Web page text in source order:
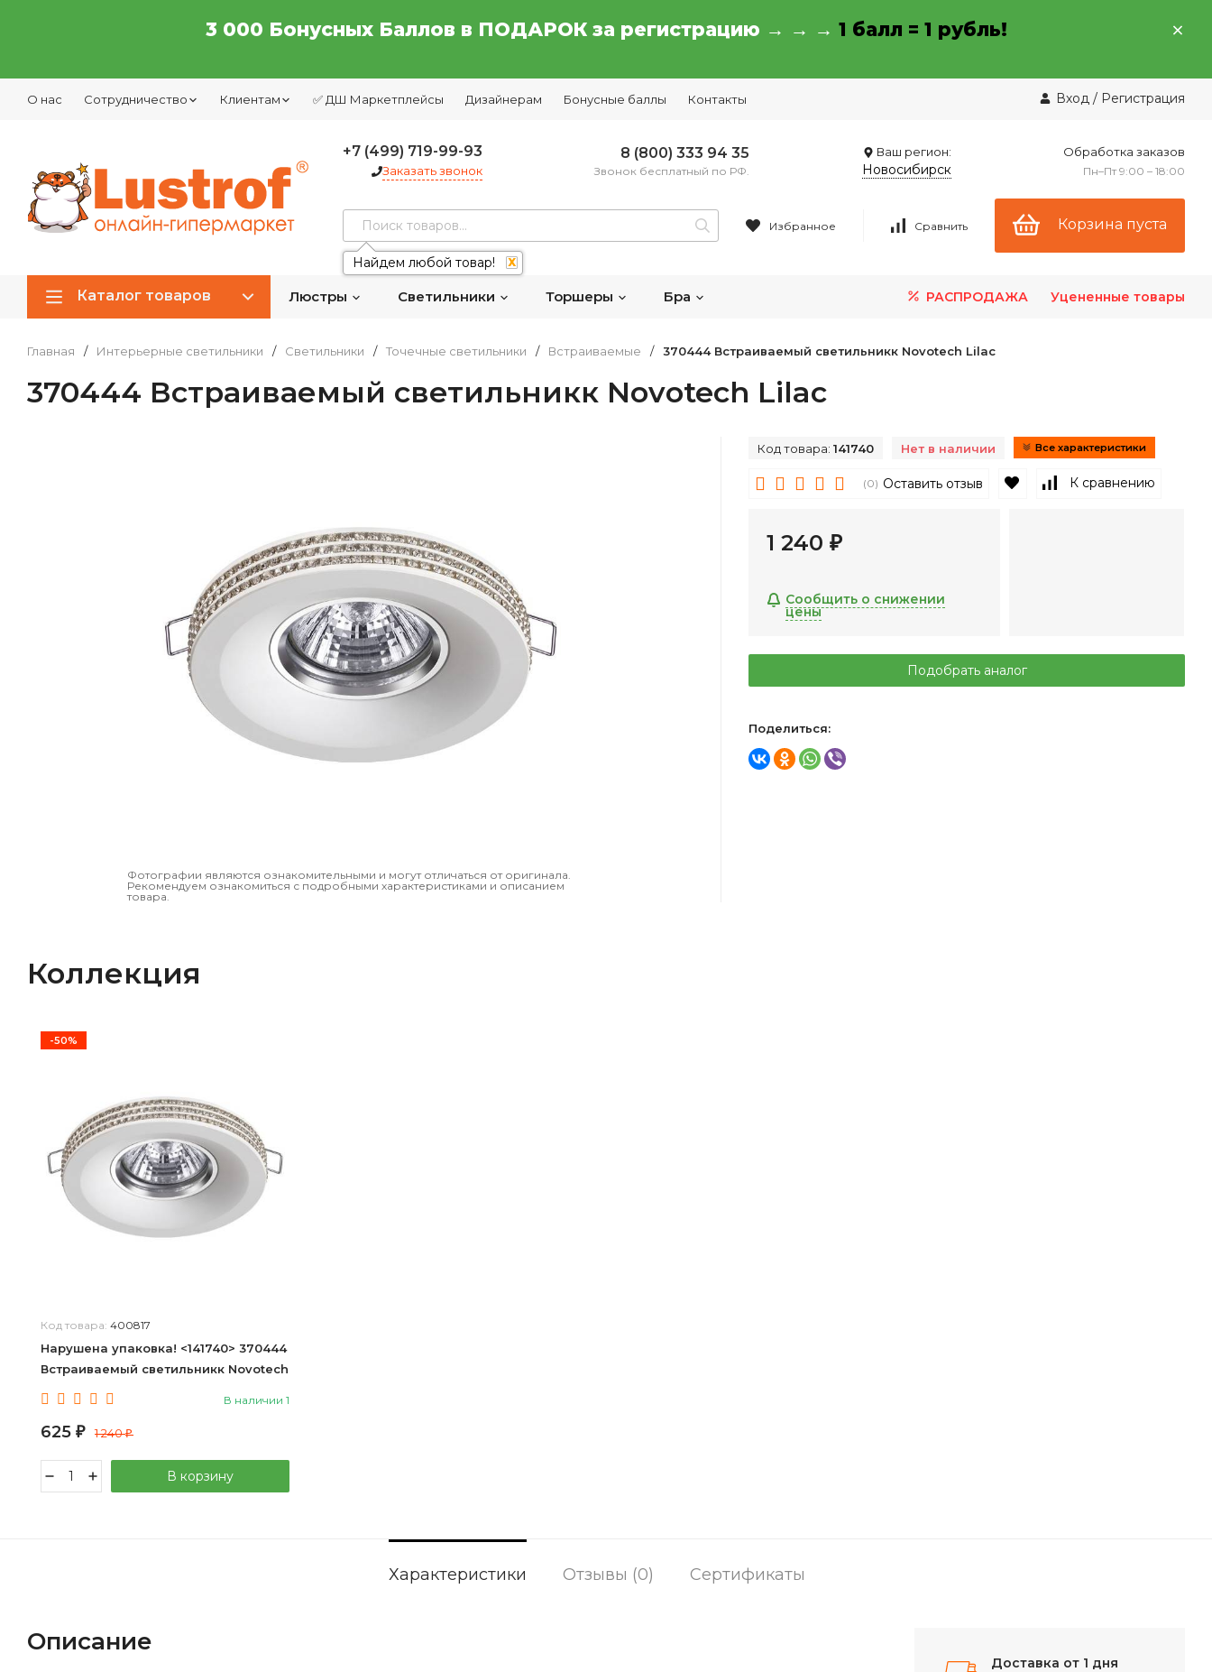
3 000 Бонусных Баллов в ПОДАРОК за регистрацию → → → 1 балл = 1 рубль!
О нас Сотрудничество Клиентам ✅ ДШ Маркетплейсы Дизайнерам Бонусные баллы Контакты Вход / Регистрация
+7 (499) 719-99-93
Заказать звонок
8 (800) 333 94 35
Звонок бесплатный по РФ.
Ваш регион:
Новосибирск
Обработка заказов
Пн–Пт 9:00 – 18:00
Найдем любой товар! X
Избранное Сравнить Корзина пуста
Каталог товаров Люстры Светильники Торшеры Бра РАСПРОДАЖА Уцененные товары
Главная / Интерьерные светильники / Светильники / Точечные светильники / Встраиваемые / 370444 Встраиваемый светильникк Novotech Lilac
370444 Встраиваемый светильникк Novotech Lilac
Фотографии являются ознакомительными и могут отличаться от оригинала.
Рекомендуем ознакомиться с подробными характеристиками и описанием
товара.
Код товара:141740 Нет в наличии Все характеристики
(0) Оставить отзыв В избранное
К сравнению
1 240₽
Сообщить о снижении
цены
Подобрать аналог
Поделиться:
Коллекция
-50%
Код товара: 400817
Нарушена упаковка! <141740> 370444
Встраиваемый светильникк Novotech
В наличии 1
625 ₽ 1 240₽
В корзину
Характеристики Отзывы (0) Сертификаты
Доставка от 1 дня
Описание